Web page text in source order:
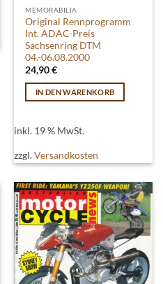
MEMORABILIA
Original Rennprogramm
Int. ADAC-Preis
Sachsenring DTM
04.-06.08.2000
24,90€
IN DEN WARENKORB
inkl. 19 % MwSt.
zzgl.Versandkosten